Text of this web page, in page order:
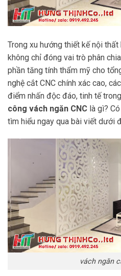
Trong xu hướng thiết kế nội thất
không chỉ đóng vai trò phân
phần tăng tính thẩm mỹ cho
nghệ cắt CNC chính xác cao,
điểm nhấn độc đáo, tinh tế
công vách ngăn CNC là gì?
tìm hiểu ngay qua bài viết dưới
vách ngăn